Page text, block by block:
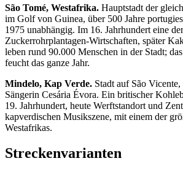
São Tomé, Westafrika. Hauptstadt der
im Golf von Guinea, über 500 Jahre
1975 unabhängig. Im 16. Jahrhundert eine
Zuckerrohrplantagen-Wirtschaften, später
leben rund 90.000 Menschen in der Stadt;
feucht das ganze Jahr.
Mindelo, Kap Verde. Stadt auf São
Sängerin Cesária Évora. Ein britischer
19. Jahrhundert, heute Werftstandort und
kapverdischen Musikszene, mit einem der
Westafrikas.
Streckenvarianten